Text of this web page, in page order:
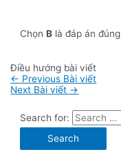
ChọnB là đáp án đúng
Điều hướng bài viết
← Previous Bài viết
Next Bài viết →
Search for: